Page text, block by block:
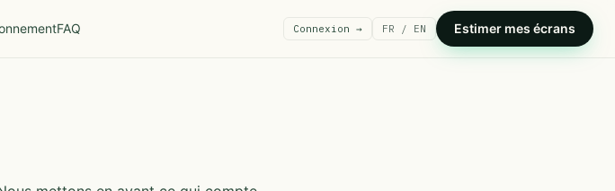
FAQ Connexion → FR / EN Estimer mes écrans